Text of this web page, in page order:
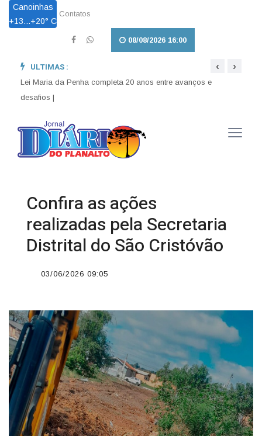
Canoinhas
+13...+20° C
Contatos
08/08/2026 16:00
ULTIMAS :
Lei Maria da Penha completa 20 anos entre avanços e
desafios |
‹ ›
Confira as ações
realizadas pela Secretaria
Distrital do São Cristóvão
03/06/2026 09:05
';